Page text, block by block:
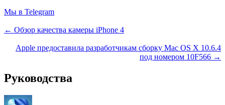
Мы в Telegram
← Обзор качества камеры iPhone 4
Apple предоставила разработчикам сборку Mac OS X 10.6.4
под номером 10F566 →
Руководства